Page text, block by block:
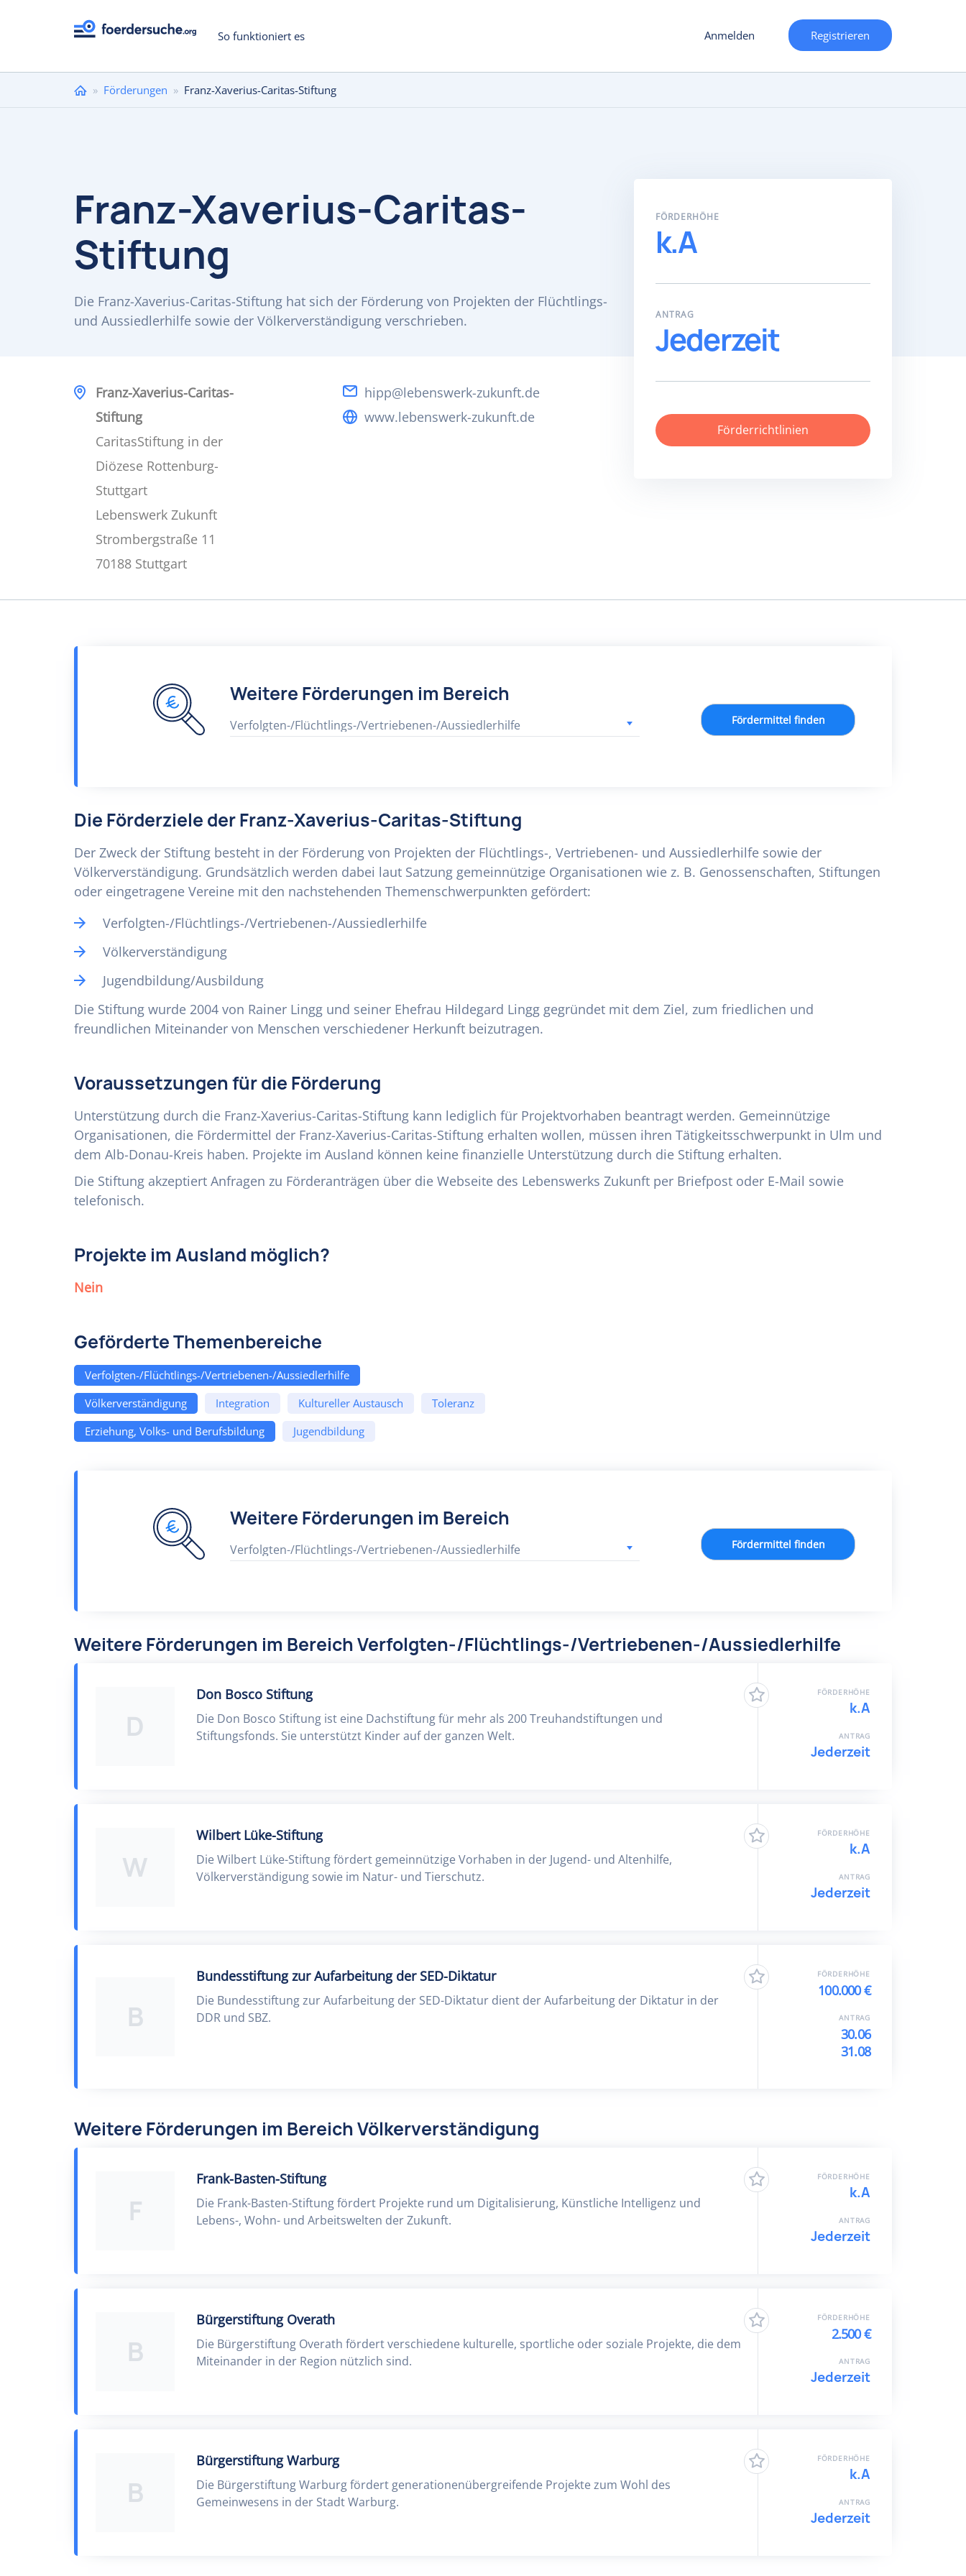
So funktioniert es Anmelden Registrieren
Sie
» Förderungen » Franz-Xaverius-Caritas-Stiftung
Franz-Xaverius-Caritas-
Stiftung
Die Franz-Xaverius-Caritas-Stiftung hat sich der Förderung von Projekten der Flüchtlings-
und Aussiedlerhilfe sowie der Völkerverständigung verschrieben.
Franz-Xaverius-Caritas-
Stiftung
CaritasStiftung in der
Diözese Rottenburg-
Stuttgart
Lebenswerk Zukunft
Strombergstraße 11
70188 Stuttgart
hipp@lebenswerk-zukunft.de
www.lebenswerk-zukunft.de
FÖRDERHÖHE
k.A
ANTRAG
Jederzeit
Förderrichtlinien
Weitere Förderungen im Bereich
Verfolgten-/Flüchtlings-/Vertriebenen-/Aussiedlerhilfe Fördermittel finden
Die Förderziele der Franz-Xaverius-Caritas-Stiftung
Der Zweck der Stiftung besteht in der Förderung von Projekten der Flüchtlings-, Vertriebenen- und Aussiedlerhilfe sowie der
Völkerverständigung. Grundsätzlich werden dabei laut Satzung gemeinnützige Organisationen wie z. B. Genossenschaften, Stiftungen
oder eingetragene Vereine mit den nachstehenden Themenschwerpunkten gefördert:
Verfolgten-/Flüchtlings-/Vertriebenen-/Aussiedlerhilfe
Völkerverständigung
Jugendbildung/Ausbildung
Die Stiftung wurde 2004 von Rainer Lingg und seiner Ehefrau Hildegard Lingg gegründet mit dem Ziel, zum friedlichen und
freundlichen Miteinander von Menschen verschiedener Herkunft beizutragen.
Voraussetzungen für die Förderung
Unterstützung durch die Franz-Xaverius-Caritas-Stiftung kann lediglich für Projektvorhaben beantragt werden. Gemeinnützige
Organisationen, die Fördermittel der Franz-Xaverius-Caritas-Stiftung erhalten wollen, müssen ihren Tätigkeitsschwerpunkt in Ulm und
dem Alb-Donau-Kreis haben. Projekte im Ausland können keine finanzielle Unterstützung durch die Stiftung erhalten.
Die Stiftung akzeptiert Anfragen zu Förderanträgen über die Webseite des Lebenswerks Zukunft per Briefpost oder E-Mail sowie
telefonisch.
Projekte im Ausland möglich?
Nein
Geförderte Themenbereiche
Verfolgten-/Flüchtlings-/Vertriebenen-/Aussiedlerhilfe
Völkerverständigung
Integration Kultureller Austausch
Toleranz
Erziehung, Volks- und Berufsbildung
Jugendbildung
Weitere Förderungen im Bereich
Verfolgten-/Flüchtlings-/Vertriebenen-/Aussiedlerhilfe Fördermittel finden
Weitere Förderungen im Bereich Verfolgten-/Flüchtlings-/Vertriebenen-/Aussiedlerhilfe
D
Don Bosco Stiftung
Die Don Bosco Stiftung ist eine Dachstiftung für mehr als 200 Treuhandstiftungen und
Stiftungsfonds. Sie unterstützt Kinder auf der ganzen Welt.
FÖRDERHÖHE
k.A
ANTRAG
Jederzeit
W
Wilbert Lüke-Stiftung
Die Wilbert Lüke-Stiftung fördert gemeinnützige Vorhaben in der Jugend- und Altenhilfe,
Völkerverständigung sowie im Natur- und Tierschutz.
FÖRDERHÖHE
k.A
ANTRAG
Jederzeit
B
Bundesstiftung zur Aufarbeitung der SED-Diktatur
Die Bundesstiftung zur Aufarbeitung der SED-Diktatur dient der Aufarbeitung der Diktatur in der
DDR und SBZ.
FÖRDERHÖHE
100.000 €
ANTRAG
30.06
31.08
Weitere Förderungen im Bereich Völkerverständigung
F
Frank-Basten-Stiftung
Die Frank-Basten-Stiftung fördert Projekte rund um Digitalisierung, Künstliche Intelligenz und
Lebens-, Wohn- und Arbeitswelten der Zukunft.
FÖRDERHÖHE
k.A
ANTRAG
Jederzeit
B
Bürgerstiftung Overath
Die Bürgerstiftung Overath fördert verschiedene kulturelle, sportliche oder soziale Projekte, die dem
Miteinander in der Region nützlich sind.
FÖRDERHÖHE
2.500 €
ANTRAG
Jederzeit
B
Bürgerstiftung Warburg
Die Bürgerstiftung Warburg fördert generationenübergreifende Projekte zum Wohl des
Gemeinwesens in der Stadt Warburg.
FÖRDERHÖHE
k.A
ANTRAG
Jederzeit